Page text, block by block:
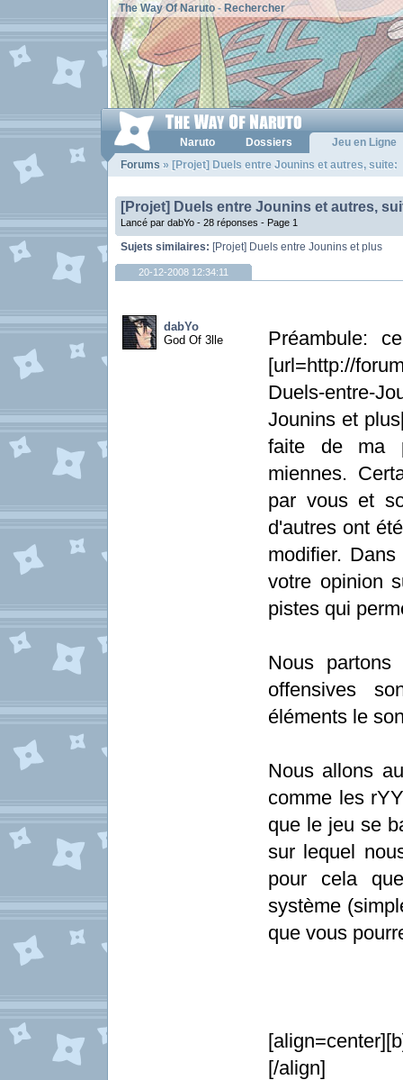
The Way Of Naruto- Rechercher
Naruto Dossiers
Jeu en Ligne
Forums » [Projet] Duels entre Jounins et autres, suite:
[Projet] Duels entre Jounins et autres,
Lancé par dabYo - 28 réponses - Page 1
Sujets similaires: [Projet] Duels entre Jounins et plus
20-12-2008 12:34:11
dabYo
God Of 3lle
Préambule:
[url=http://
Duels-entre-
Jounins et
faite de ma
miennes.
par vous et
d'autres ont
modifier.
votre opinion
pistes qui
Nous
offensives
éléments le
Nous allons
comme les
que le jeu se
sur lequel
pour cela
système
que vous
[/align]